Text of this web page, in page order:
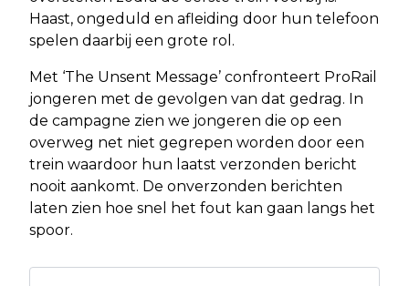
Haast, ongeduld en afleiding door hun telefoon
spelen daarbij een grote rol.
Met ‘The Unsent Message’ confronteert ProRail
jongeren met de gevolgen van dat gedrag. In
de campagne zien we jongeren die op een
overweg net niet gegrepen worden door een
trein waardoor hun laatst verzonden bericht
nooit aankomt. De onverzonden berichten
laten zien hoe snel het fout kan gaan langs het
spoor.